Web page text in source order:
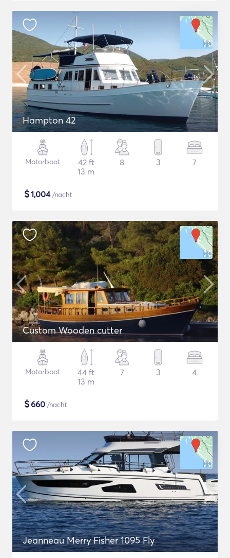
Hampton 42
Motorboot
42 ft
13 m
8 3 7
$1,004/nacht
Custom Wooden cutter
Motorboot
44 ft
13 m
7 3 4
$660 /nacht
Jeanneau Merry Fisher 1095 Fly